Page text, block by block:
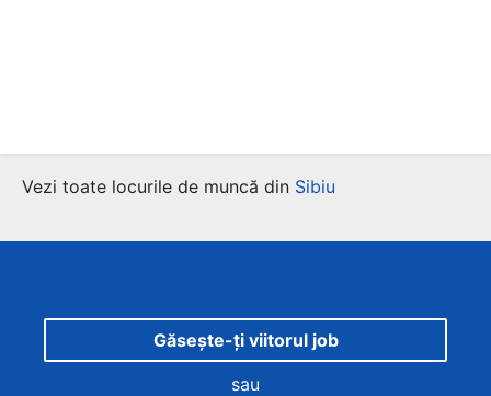
Vezi toate locurile de muncă din Sibiu
Găsește-ți viitorul job
sau